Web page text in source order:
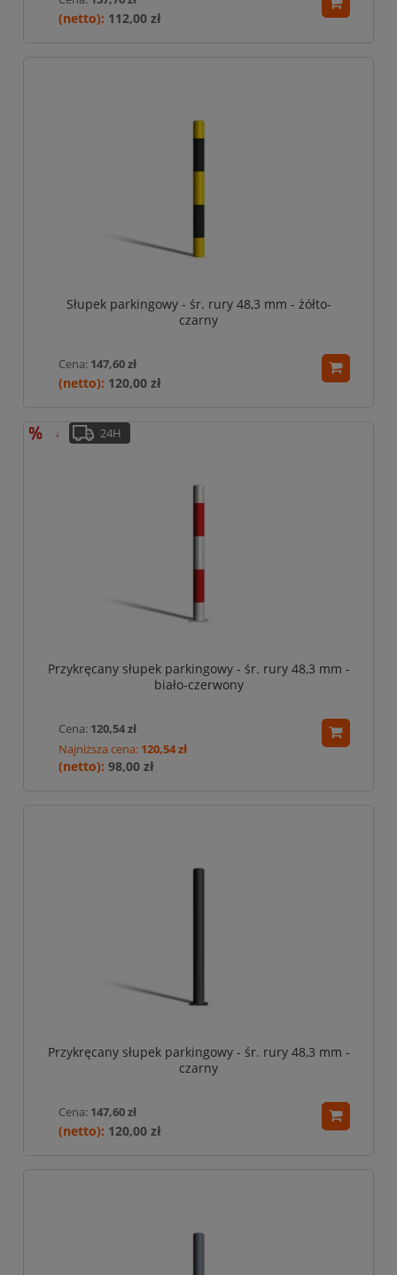
112,00 zł
Słupek parkingowy - śr. rury 48,3 mm - żółto-
czarny
Cena: 147,60 zł
120,00 zł
Przykręcany słupek parkingowy - śr. rury 48,3 mm -
biało-czerwony
Cena: 120,54 zł
Najniższa cena: 120,54 zł
98,00 zł
↓ 24H
Przykręcany słupek parkingowy - śr. rury 48,3 mm -
czarny
Cena: 147,60 zł
120,00 zł